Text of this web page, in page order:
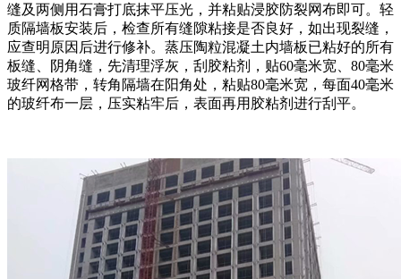
缝及两侧用石膏打底抹平压光，并粘贴浸胶防裂网布即可。轻
质隔墙板安装后，检查所有缝隙粘接是否良好，如出现裂缝，
应查明原因后进行修补。蒸压陶粒混凝土内墙板已粘好的所有
板缝、阴角缝，先清理浮灰，刮胶粘剂，贴60毫米宽、80毫米
玻纤网格带，转角隔墙在阳角处，粘贴80毫米宽，每面40毫米
的玻纤布一层，压实粘牢后，表面再用胶粘剂进行刮平。